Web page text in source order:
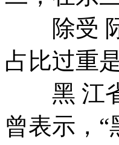
除受 际
占比过重
黑 江省
曾表示，“